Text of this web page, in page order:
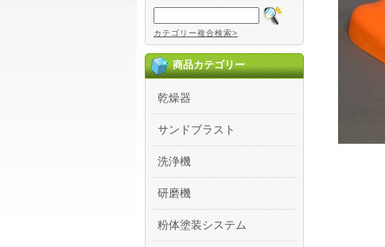
カテゴリー複合検索>
商品カテゴリー
乾燥器
サンドブラスト
洗浄機
研磨機
粉体塗装システム